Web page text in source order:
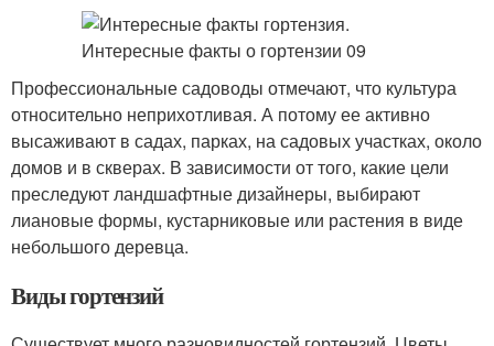
Профессиональные садоводы отмечают, что культура
относительно неприхотливая. А потому ее активно
высаживают в садах, парках, на садовых участках, около
домов и в скверах. В зависимости от того, какие цели
преследуют ландшафтные дизайнеры, выбирают
лиановые формы, кустарниковые или растения в виде
небольшого деревца.
Виды гортензий